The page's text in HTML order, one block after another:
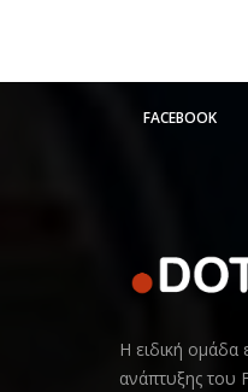
FACEBOOK
Η ειδική ομάδα
ανάπτυξης του